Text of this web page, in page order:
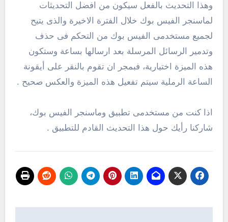
وهذا التحديث بالفعل سيكون من افضل التحديثات
لماسنجر الفيس بوك خلال الفترة الاخيرة والذى يتيح
لجميع مستخدمى الفيس بوك من التحكم فى حذف
وتدمير الرسائل المرسلة بعد ارسالها بساعة وستكون
هذه الميزة اختيارية، فبمجر ان تقوم بالنقر على أيقونة
الساعة الرملية سيتم تفعيل هذه الميزة والعكس صحيح .
اذا كنت من مستخدمى تطبيق وماسنجر الفيس بوك،
شاركنا رأيك حول هذا التحديث القادم للتطبيق .